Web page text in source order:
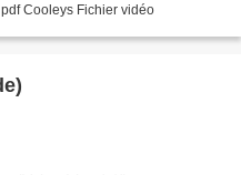
Cooleys Fichier vidéo